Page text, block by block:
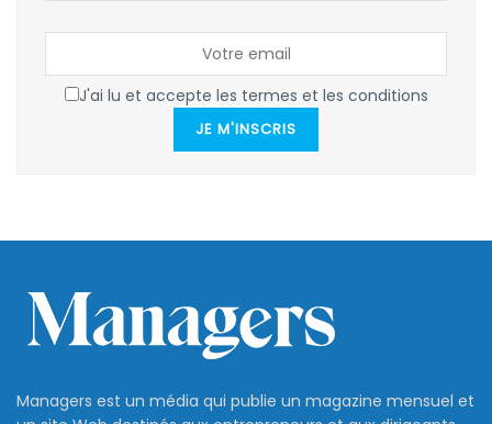
J'ai lu et accepte les termes et les conditions
JE M'INSCRIS
Managers est un média qui publie un magazine mensuel et